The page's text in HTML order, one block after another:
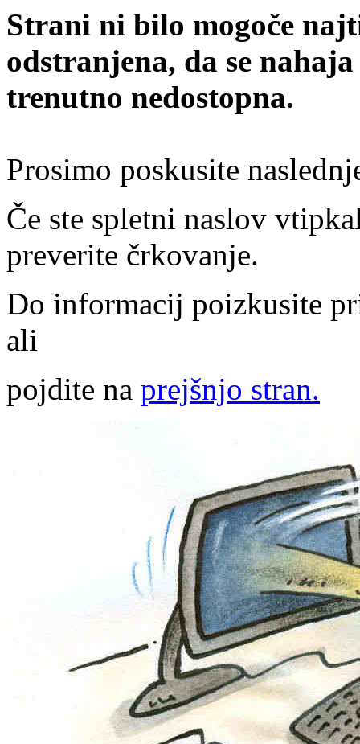
Strani ni bilo mogoče
odstranjena, da se
trenutno nedostopna.
Prosimo poskusite
Če ste spletni naslov
preverite črkovanje.
Do informacij poizkusite
ali
pojdite na prejšnjo stran.